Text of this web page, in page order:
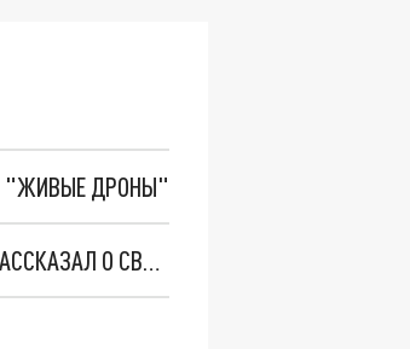
"ЖИВЫЕ ДРОНЫ"
ГУЛЯЕТ С СОБАКОЙ И СОБИРАЕТ МУСОР: IT-СПЕЦИАЛИСТ ИЗ НОВОСИБИРСКА РАССКАЗАЛ О СВОЁМ ХОББИ